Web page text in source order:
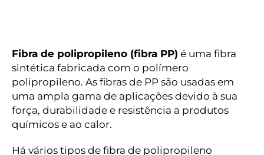
Fibra de polipropileno (fibra PP) é uma fibra
sintética fabricada com o polímero
polipropileno. As fibras de PP são usadas em
uma ampla gama de aplicações devido à sua
força, durabilidade e resistência a produtos
químicos e ao calor.
Há vários tipos de fibra de polipropileno